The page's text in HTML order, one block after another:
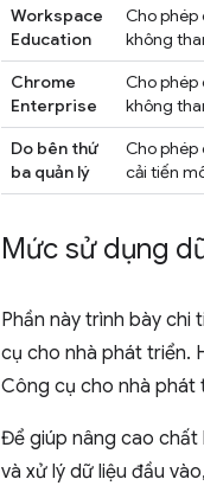
Workspace
Education
Cho phép
không
Chrome
Enterprise
Cho phép
không
Do bên thứ
ba quản lý
Cho phép
cải tiến
Mức sử dụng
Phần này trình bày
cụ cho nhà phát triển.
Công cụ cho nhà phát
Để giúp nâng cao chất
và xử lý dữ liệu đầu